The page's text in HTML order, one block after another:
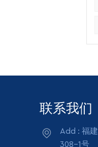
联系我们
Add : 福
308-1号